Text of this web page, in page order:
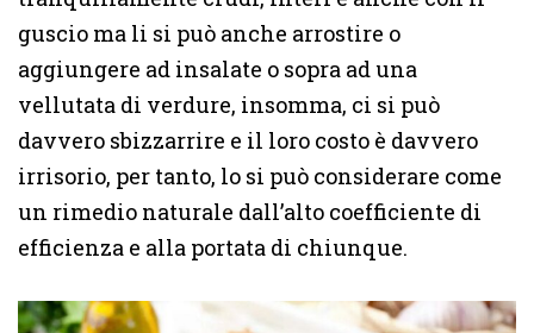
guscio ma li si può anche arrostire o
aggiungere ad insalate o sopra ad una
vellutata di verdure, insomma, ci si può
davvero sbizzarrire e il loro costo è davvero
irrisorio, per tanto, lo si può considerare come
un rimedio naturale dall’alto coefficiente di
efficienza e alla portata di chiunque.